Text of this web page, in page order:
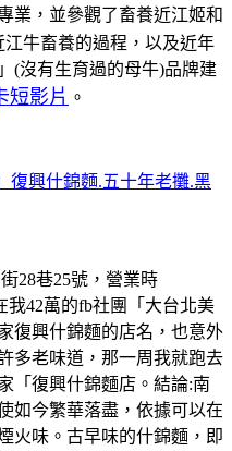
業，並參觀了畜養近江姬和
江牛畜養的過程，以及近年
(沒有生育過的母牛)品牌建
短影片 。
復興什錦麵.五十年老攤.黑
28巷25號，營業時
我42萬的fb社團「大台北美
復興什錦麵的店名，也意外
多老味道，那一周我就跑去
「復興什錦麵店。結論:南
如今繁華落盡，依據可以在
火味。古早味的什錦麵，即